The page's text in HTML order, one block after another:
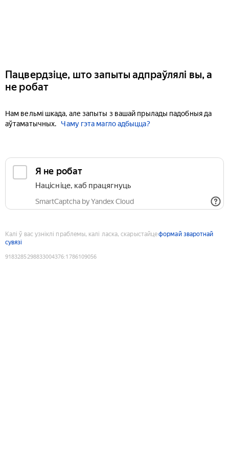
Пацвердзіце, што запыты адпраўлялі вы, а
не робат
Нам вельмі шкада, але запыты з вашай прылады падобныя да
аўтаматычных.
Чаму гэта магло адбыцца?
Я не робат
Націсніце, каб працягнуць
SmartCaptcha by Yandex Cloud
Калі ў вас узніклі праблемы, калі ласка, скарыстайцеформай зваротнай
сувязі
9183285298833004376:1786109056